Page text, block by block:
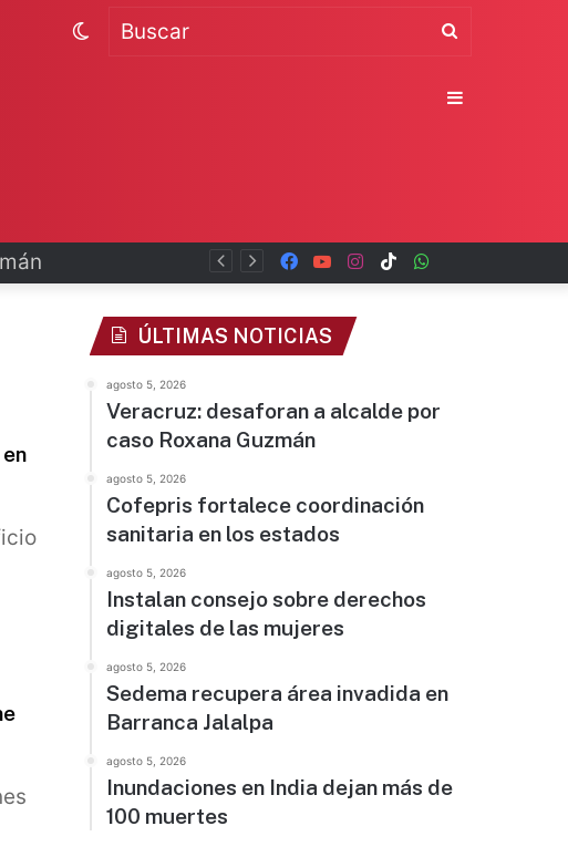
TikTok
Instagram
YouTube
Facebook
Switch
ÚLTIMAS NOTICIAS
agosto 5, 2026
Veracruz: desaforan a alcalde por
caso Roxana Guzmán
agosto 5, 2026
Cofepris fortalece coordinación
sanitaria en los estados
agosto 5, 2026
Instalan consejo sobre derechos
digitales de las mujeres
agosto 5, 2026
Sedema recupera área invadida en
Barranca Jalalpa
agosto 5, 2026
Inundaciones en India dejan más de
100 muertes